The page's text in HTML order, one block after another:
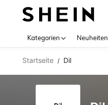
Kategorien Neuheiten
Startseite / Dil